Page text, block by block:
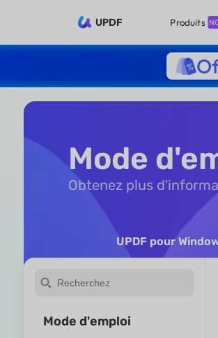
UPDF Produits
Mode
Obtenez plus
UPDF pour
Mode d'emploi